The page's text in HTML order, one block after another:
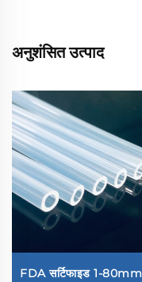
अनुशंसित उत्पाद
FDA सर्टिफाइड 1-80mm